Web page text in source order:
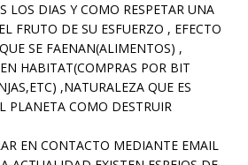
LOS DIAS Y COMO RESPETAR UNA
FRUTO DE SU ESFUERZO , EFECTO
SE FAENAN(ALIMENTOS) ,
HABITAT(COMPRAS POR BIT
,NATURALEZA QUE ES
PLANETA COMO DESTRUIR
EN CONTACTO MEDIANTE EMAIL